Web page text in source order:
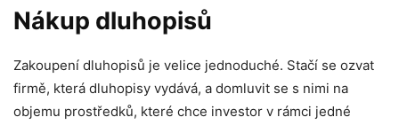
Nákup dluhopisů
Zakoupení dluhopisů je velice jednoduché. Stačí se ozvat
firmě, která dluhopisy vydává, a domluvit se s nimi na
objemu prostředků, které chce investor v rámci jedné